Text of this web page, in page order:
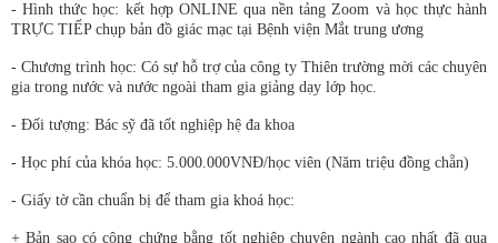
- Hình thức học: kết hợp ONLINE qua nền tảng Zoom và học thực hành
TRỰC TIẾP chụp bản đồ giác mạc tại Bệnh viện Mắt trung ương
- Chương trình học: Có sự hỗ trợ của công ty Thiên trường mời các chuyên
gia trong nước và nước ngoài tham gia giảng dạy lớp học.
- Đối tượng: Bác sỹ đã tốt nghiệp hệ đa khoa
- Học phí của khóa học: 5.000.000VNĐ/học viên (Năm triệu đồng chẵn)
- Giấy tờ cần chuẩn bị để tham gia khoá học:
+ Bản sao có công chứng bằng tốt nghiệp chuyên ngành cao nhất đã qua